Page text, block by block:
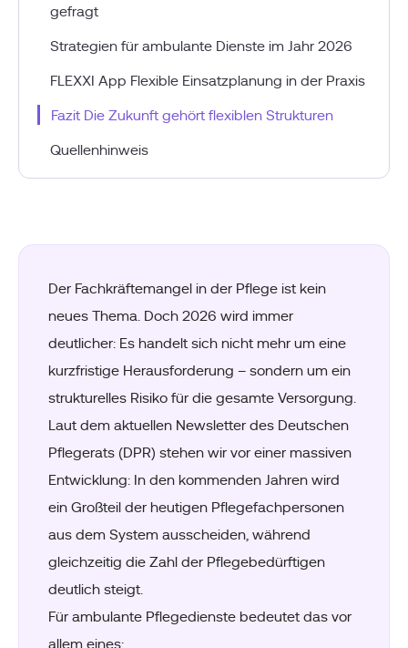
Der Fachkräftemangel in der Pflege ist kein
neues Thema. Doch 2026 wird immer
deutlicher: Es handelt sich nicht mehr um eine
kurzfristige Herausforderung – sondern um ein
strukturelles Risiko für die gesamte Versorgung.
Laut dem aktuellen Newsletter des Deutschen
Pflegerats (DPR) stehen wir vor einer massiven
Entwicklung: In den kommenden Jahren wird
ein Großteil der heutigen Pflegefachpersonen
aus dem System ausscheiden, während
gleichzeitig die Zahl der Pflegebedürftigen
deutlich steigt.
Für ambulante Pflegedienste bedeutet das vor
allem eines:
gefragt
Strategien für ambulante Dienste im Jahr 2026
FLEXXI App Flexible Einsatzplanung in der Praxis
Fazit Die Zukunft gehört flexiblen Strukturen
Quellenhinweis